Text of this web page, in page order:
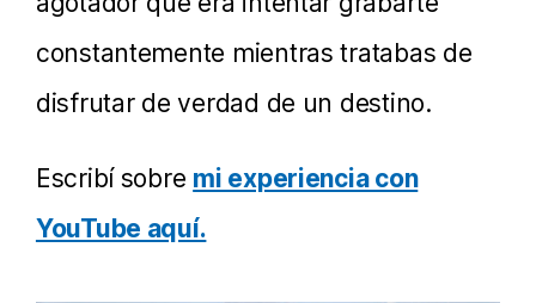
constantemente mientras tratabas de
disfrutar de verdad de un destino.
Escribí sobre mi experiencia con
YouTube aquí.